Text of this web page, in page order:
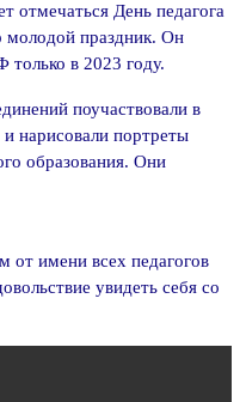
отмечаться День педагога
молодой праздник. Он
в 2023 году.
поучаствовали в
нарисовали портреты
образования. Они
имени всех педагогов
увидеть себя со